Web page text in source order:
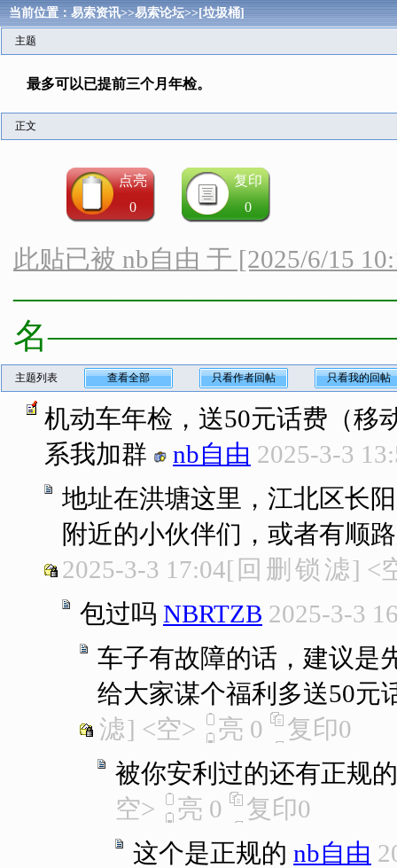
当前位置：易索资讯>>易索论坛>>[垃圾桶]
主题
最多可以已提前三个月年检。
正文
点亮
0
复印
0
此贴已被 nb自由 于 [2025/6/15
名
主题列表 查看全部 只看作者回帖 只看我的回帖
机动车年检，送50元话费（移
系我加群
nb自由 2025-3-3
地址在洪塘这里，江北区长
附近的小伙伴们，或者有顺
2025-3-3 17:04[ 回 删 锁 滤] <
包过吗 NBRTZB 2025-3-3
车子有故障的话，建议是
给大家谋个福利多送50元
滤] <空> 亮 0 复印0
被你安利过的还有正规
空>
亮 0 复印0
这个是正规的 nb自由